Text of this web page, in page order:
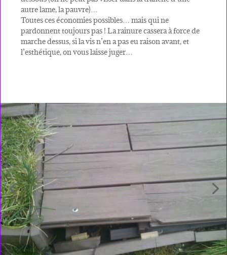
autre lame, la pauvre)…
Toutes ces économies possibles… mais qui ne
pardonnent toujours pas ! La rainure cassera à force de
marche dessus, si la vis n’en a pas eu raison avant, et
l’esthétique, on vous laisse juger…